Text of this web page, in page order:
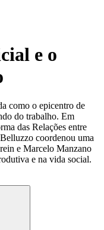
e o
como o epicentro de
do trabalho. Em
das Relações entre
coordenou uma
e Marcelo Manzano
e na vida social.